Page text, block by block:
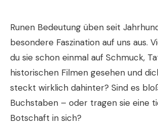
Runen Bedeutung üben seit
besondere Faszination auf uns aus.
du sie schon einmal auf Schmuck,
historischen Filmen gesehen und
steckt wirklich dahinter? Sind es
Buchstaben – oder tragen sie eine
Botschaft in sich?